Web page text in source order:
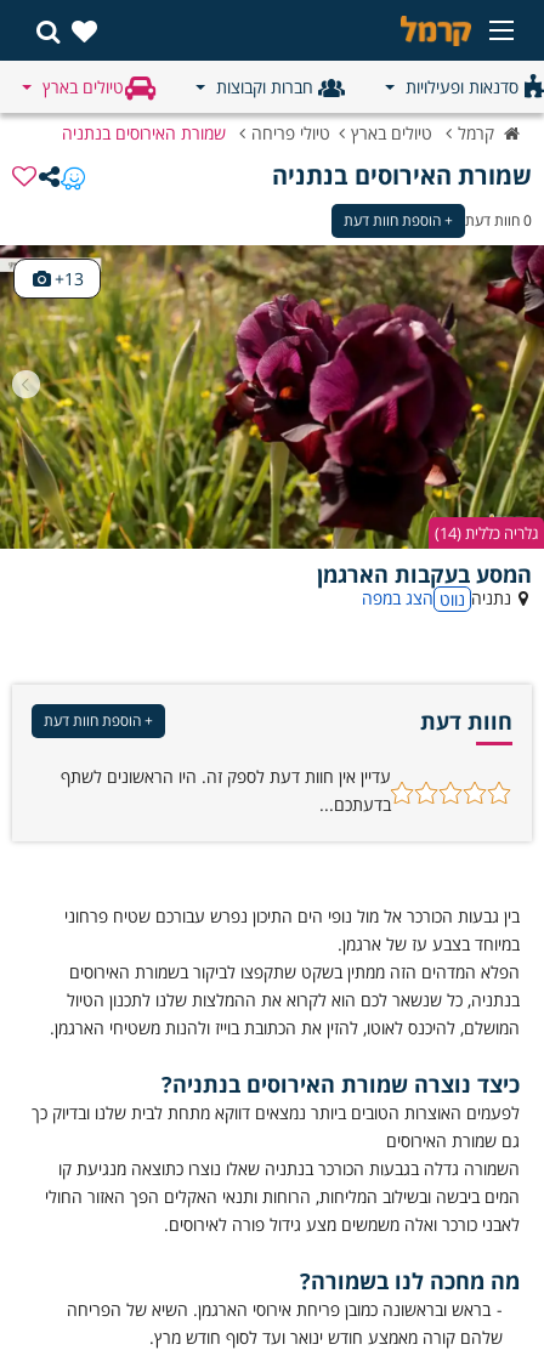
סדנאות ופעילויות חברות וקבוצות
טיולים בארץ
קרמל
טיולים בארץ טיולי פריחה שמורת האירוסים בנתניה
שמורת האירוסים בנתניה
0 חוות דעת + הוספת חוות דעת
13+
גלריה כללית (14)
המסע בעקבות הארגמן
נתניה נווט הצג במפה
חוות דעת + הוספת חוות דעת
עדיין אין חוות דעת לספק זה. היו הראשונים לשתף
בדעתכם...
בין גבעות הכורכר אל מול נופי הים התיכון נפרש עבורכם שטיח פרחוני
במיוחד בצבע עז של ארגמן.
הפלא המדהים הזה ממתין בשקט שתקפצו לביקור בשמורת האירוסים
בנתניה, כל שנשאר לכם הוא לקרוא את ההמלצות שלנו לתכנון הטיול
המושלם, להיכנס לאוטו, להזין את הכתובת בוייז ולהנות משטיחי הארגמן.
כיצד נוצרה שמורת האירוסים בנתניה?
לפעמים האוצרות הטובים ביותר נמצאים דווקא מתחת לבית שלנו ובדיוק כך
גם שמורת האירוסים
השמורה גדלה בגבעות הכורכר בנתניה שאלו נוצרו כתוצאה מנגיעת קו
המים ביבשה ובשילוב המליחות, הרוחות ותנאי האקלים הפך האזור החולי
לאבני כורכר ואלה משמשים מצע גידול פורה לאירוסים.
מה מחכה לנו בשמורה?
בראש ובראשונה כמובן פריחת אירוסי הארגמן. השיא של הפריחה
שלהם קורה מאמצע חודש ינואר ועד לסוף חודש מרץ.